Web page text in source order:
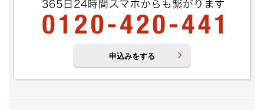
申込みをする